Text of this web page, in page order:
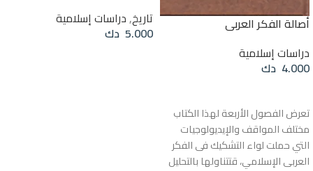
أصالة الفكر العربي
دراسات إسلامية
4.000 دك
تعرض الفصول الأربعة لهذا الكتاب
مختلف المواقف والإيديولوجيات
التي حملت لواء التشكيك فى الفكر
العربى الإسلامي، قتتناولها بالتحليل
تاريخ,دراسات إسلامية
5.000 دك